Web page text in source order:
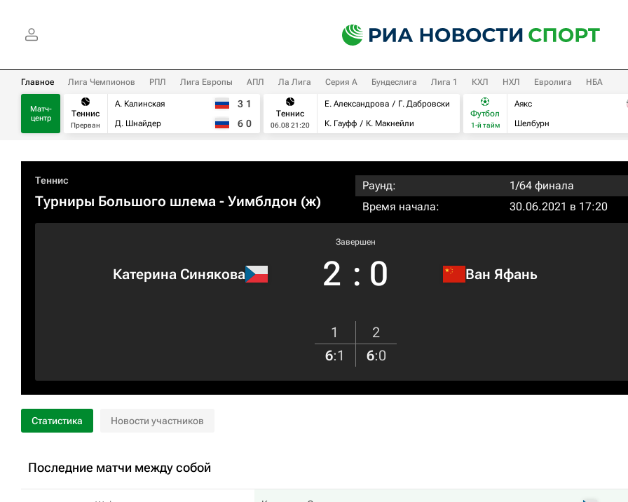
Главное Лига Чемпионов РПЛ Лига Европы АПЛ Ла Лига Серия А Бундеслига Лига 1 КХЛ НХЛ Евролига НБА
Матч-
центр
Теннис
Прерван
А. Калинская
Д. Шнайдер
3 1
6 0
Теннис
06.08 21:20
Е. Александрова
Г. Дабровски
К. Гауфф
К. Макнейли
Футбол
1-й тайм
Аякс
Шелбурн
Теннис
Турниры Большого шлема - Уимблдон (ж)
Раунд:
1/64 финала
Время начала:
30.06.2021 в 17:20
Катерина Синякова
Завершен
2 : 0 Ван Яфань
1
2
6:1 6:0
Статистика Новости участников
Последние матчи между собой